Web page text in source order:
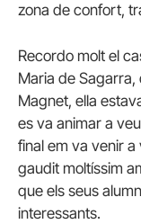
zona de confort,
Recordo molt el
Maria de
Magnet, ella
es va animar a
final em va venir
gaudit moltíssim
que els seus
interessants.